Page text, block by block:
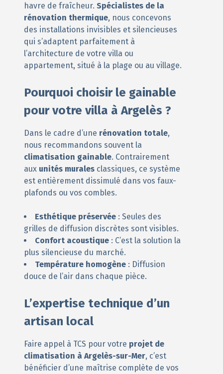
havre de fraîcheur. Spécialistes de la
rénovation thermique, nous concevons
des installations invisibles et silencieuses
qui s’adaptent parfaitement à
l’architecture de votre villa ou
appartement, situé à la plage ou au village.
Pourquoi choisir le gainable
pour votre villa à Argelès ?
Dans le cadre d’une rénovation totale,
nous recommandons souvent la
climatisation gainable. Contrairement
aux unités murales classiques, ce système
est entièrement dissimulé dans vos faux-
plafonds ou vos combles.
Esthétique préservée : Seules des
grilles de diffusion discrètes sont visibles.
Confort acoustique : C’est la solution la
plus silencieuse du marché.
Température homogène : Diffusion
douce de l’air dans chaque pièce.
L’expertise technique d’un
artisan local
Faire appel à TCS pour votre projet de
climatisation à Argelès-sur-Mer, c’est
bénéficier d’une maîtrise complète de vos